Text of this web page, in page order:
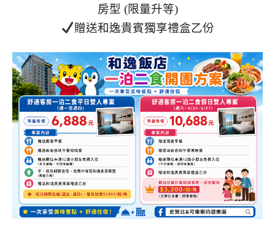
房型 (限量升等)
贈送和逸貴賓獨享禮盒乙份